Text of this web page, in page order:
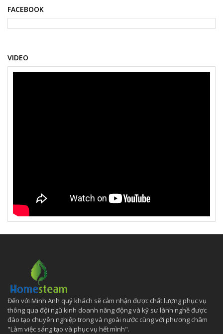
FACEBOOK
VIDEO
Đến với Minh Anh quý khách sẽ cảm nhận được chất lượng phục vụ
thông qua đội ngũ kinh doanh năng động và kỹ sư lành nghề được
đào tạo chuyên nghiệp trong và ngoài nước cùng với phương châm
"Làm việc sáng tạo và phục vụ hết mình".